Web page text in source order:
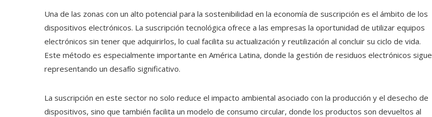
Una de las zonas con un alto potencial para la sostenibilidad en la economía de suscripción es el ámbito de los
dispositivos electrónicos. La suscripción tecnológica ofrece a las empresas la oportunidad de utilizar equipos
electrónicos sin tener que adquirirlos, lo cual facilita su actualización y reutilización al concluir su ciclo de vida.
Este método es especialmente importante en América Latina, donde la gestión de residuos electrónicos sigue
representando un desafío significativo.
La suscripción en este sector no solo reduce el impacto ambiental asociado con la producción y el desecho de
dispositivos, sino que también facilita un modelo de consumo circular, donde los productos son devueltos al